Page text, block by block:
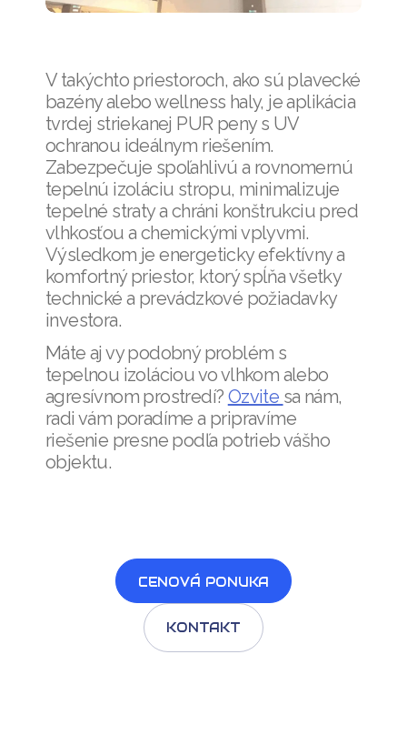
V takýchto priestoroch, ako sú plavecké
bazény alebo wellness haly, je aplikácia
tvrdej striekanej PUR peny s UV
ochranou ideálnym riešením.
Zabezpečuje spoľahlivú a rovnomernú
tepelnú izoláciu stropu, minimalizuje
tepelné straty a chráni konštrukciu pred
vlhkosťou a chemickými vplyvmi.
Výsledkom je energeticky efektívny a
komfortný priestor, ktorý spĺňa všetky
technické a prevádzkové požiadavky
investora.
Máte aj vy podobný problém s
tepelnou izoláciou vo vlhkom alebo
agresívnom prostredí? Ozvite sa nám,
radi vám poradíme a pripravíme
riešenie presne podľa potrieb vášho
objektu.
CENOVÁ PONUKA
KONTAKT